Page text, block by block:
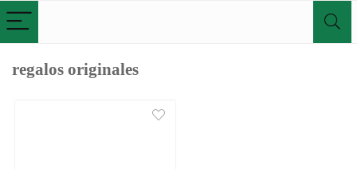
regalos originales